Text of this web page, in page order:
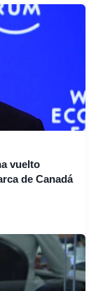
vuelto
de Canadá